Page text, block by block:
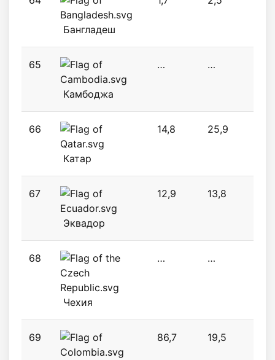
Бангладеш
65
Камбоджа
… …
66
Катар
14,8 25,9
67
Эквадор
12,9 13,8
68
Чехия
… …
69 86,7 19,5